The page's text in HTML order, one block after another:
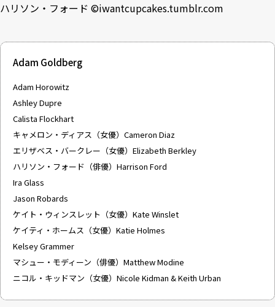
ハリソン・フォード ©iwantcupcakes.tumblr.com
Adam Goldberg
Adam Horowitz
Ashley Dupre
Calista Flockhart
キャメロン・ディアス（女優）Cameron Diaz
エリザベス・バークレー（女優）Elizabeth Berkley
ハリソン・フォード（俳優）Harrison Ford
Ira Glass
Jason Robards
ケイト・ウィンスレット（女優）Kate Winslet
ケイティ・ホームス（女優）Katie Holmes
Kelsey Grammer
マシュー・モディーン（俳優）Matthew Modine
ニコル・キッドマン（女優）Nicole Kidman & Keith Urban